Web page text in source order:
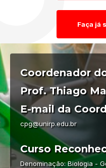
Faça já
Coordenador
Prof. Thiago
E-mail da
cpg@unirp.edu.br
Curso
Denominação: Biologia -